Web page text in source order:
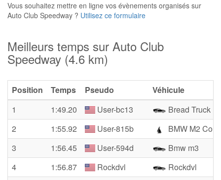
Vous souhaitez mettre en ligne vos évènements organisés sur
Auto Club Speedway ? Utilisez ce formulaire
Meilleurs temps sur Auto Club
Speedway (4.6 km)
Position Temps Pseudo
Véhicule
1
1:49.20 User-bc13
Bread Truck
2
1:55.92 User-815b
BMW M2
3
1:56.45 User-594d
Bmw m3
4
1:56.87 Rockdvl
Rockdvl